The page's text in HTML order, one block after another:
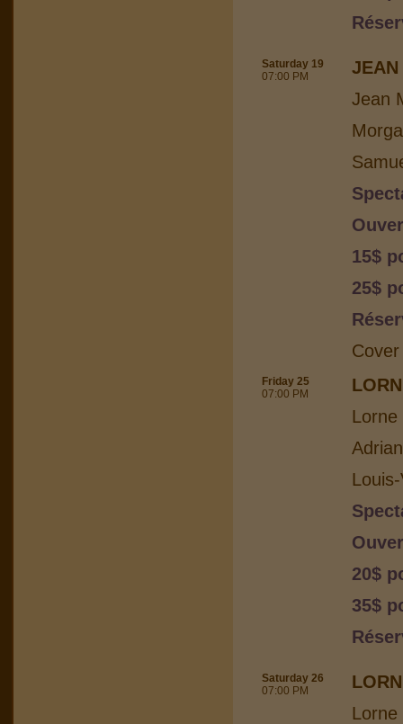
Saturday 19
07:00 PM
JEAN
Jean
15$
25$
Friday 25
07:00 PM
Lorne
20$
35$
Saturday 26
07:00 PM
Lorne